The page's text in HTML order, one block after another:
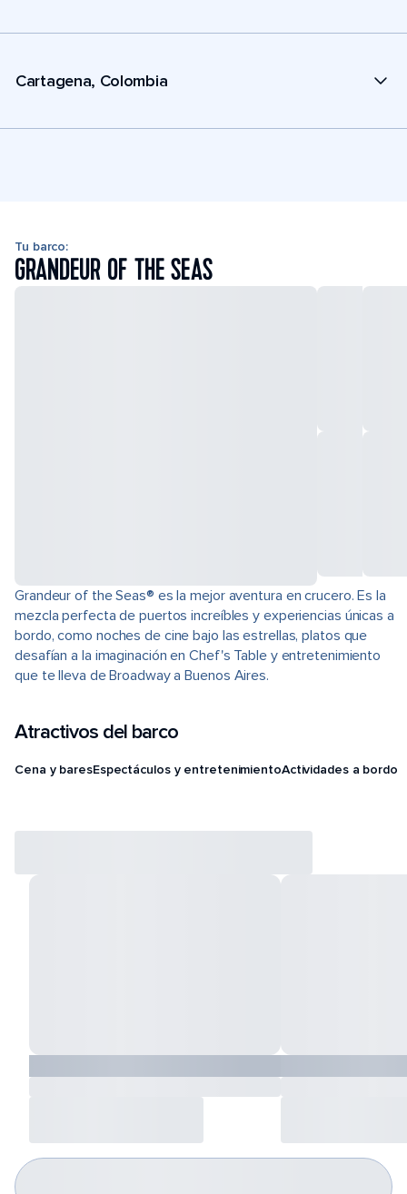
Cartagena, Colombia
Tu barco:
GRANDEUR OF THE SEAS
Grandeur of the Seas® es la mejor aventura en crucero. Es la
mezcla perfecta de puertos increíbles y experiencias únicas a
bordo, como noches de cine bajo las estrellas, platos que
desafían a la imaginación en Chef's Table y entretenimiento
que te lleva de Broadway a Buenos Aires.
Atractivos del barco
Cena y baresEspectáculos y entretenimientoActividades a bordo